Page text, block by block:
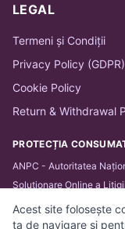
LEGAL
Termeni și Condiții
Privacy Policy (GDPR)
Cookie Policy
Return & Withdrawal
PROTECȚIA
ANPC - Autoritatea
Soluționare Online a
Acest site folosește
ta de navigare și